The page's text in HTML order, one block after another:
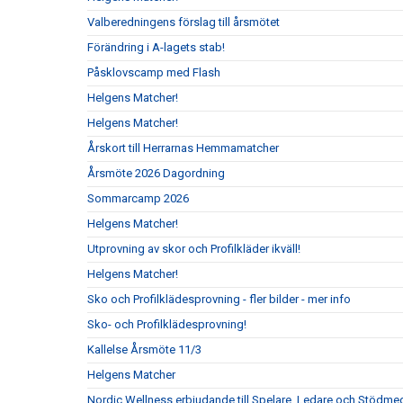
Valberedningens förslag till årsmötet
Förändring i A-lagets stab!
Påsklovscamp med Flash
Helgens Matcher!
Helgens Matcher!
Årskort till Herrarnas Hemmamatcher
Årsmöte 2026 Dagordning
Sommarcamp 2026
Helgens Matcher!
Utprovning av skor och Profilkläder ikväll!
Helgens Matcher!
Sko och Profilklädesprovning - fler bilder - mer info
Sko- och Profilklädesprovning!
Kallelse Årsmöte 11/3
Helgens Matcher
Nordic Wellness erbjudande till Spelare, Ledare och